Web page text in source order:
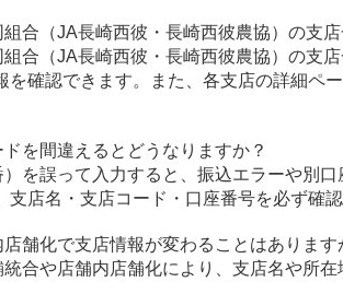
合（JA長崎西彼・長崎西彼農協）の支
合（JA長崎西彼・長崎西彼農協）の支
を確認できます。また、各支店の詳細ペ
を間違えるとどうなりますか？
を誤って入力すると、振込エラーや別
支店名・支店コード・口座番号を必ず確認
舗化で支店情報が変わることはあります
合や店舗内店舗化により、支店名や所